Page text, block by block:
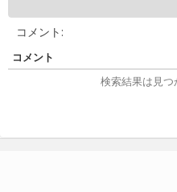
コメント:
コメント
検索結果は見